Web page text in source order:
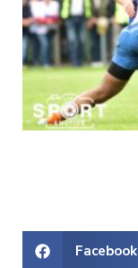
Facebook